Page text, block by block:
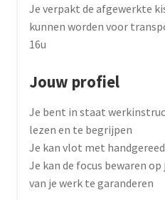
Je verpakt de afgewerkte
kunnen worden voor
16u
Jouw profiel
Je bent in staat
lezen en te begrijpen
Je kan vlot met
Je kan de focus bewaren
van je werk te garanderen